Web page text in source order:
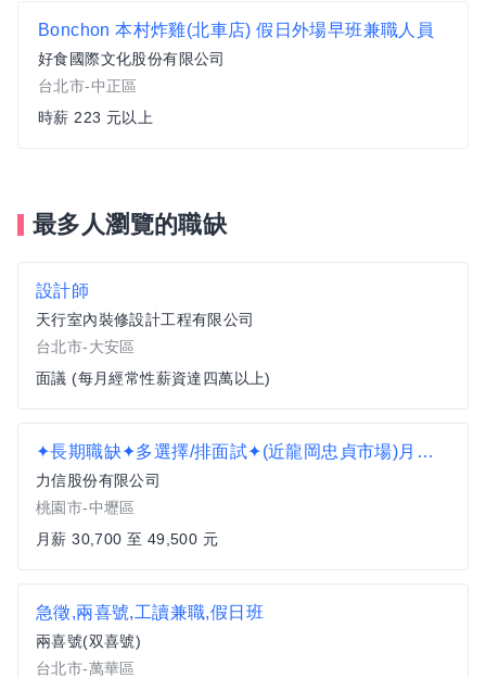
Bonchon 本村炸雞(北車店) 假日外場早班兼職人員
好食國際文化股份有限公司
台北市-中正區
時薪 223 元以上
最多人瀏覽的職缺
設計師
天行室內裝修設計工程有限公司
台北市-大安區
面議 (每月經常性薪資達四萬以上)
✦長期職缺✦多選擇/排面試✦(近龍岡忠貞市場)月領衝5w A2
力信股份有限公司
桃園市-中壢區
月薪 30,700 至 49,500 元
急徵,兩喜號,工讀兼職,假日班
兩喜號(双喜號)
台北市-萬華區